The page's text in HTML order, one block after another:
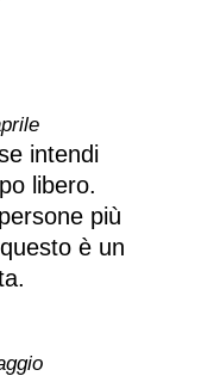
intendi
libero.
più
è un